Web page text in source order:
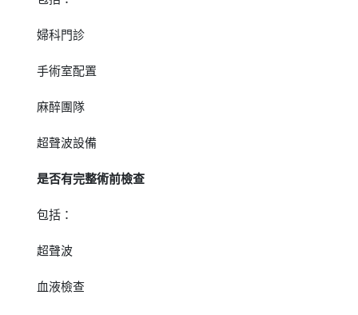
婦科門診
手術室配置
麻醉團隊
超聲波設備
是否有完整術前檢查
包括：
超聲波
血液檢查